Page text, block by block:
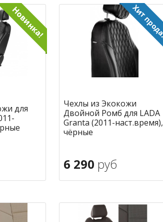
для
Чехлы из Экокожи
Двойной Ромб для LADA
Granta (2011-наст.время),
чёрные
6 290 руб
В корзину